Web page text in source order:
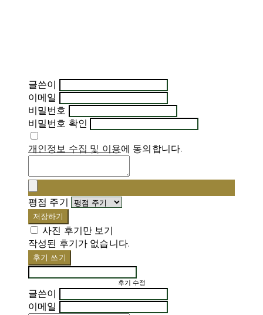
글쓴이
이메일
비밀번호
비밀번호 확인
개인정보 수집 및 이용에 동의합니다.
평점 주기
저장하기
사진 후기만 보기
작성된 후기가 없습니다.
후기 쓰기
후기 수정
글쓴이
이메일